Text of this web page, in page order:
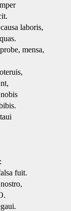
laboris,
mensa,
fuit.